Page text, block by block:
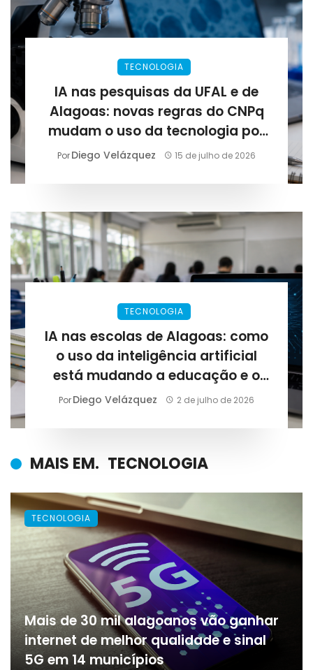
TECNOLOGIA
IA nas pesquisas da UFAL e de
Alagoas: novas regras do CNPq
mudam o uso da tecnologia por
cientistas
PorDiego Velázquez 15 de julho de 2026
TECNOLOGIA
IA nas escolas de Alagoas: como
o uso da inteligência artificial
está mudando a educação e o
que estudantes precisam saber
PorDiego Velázquez 2 de julho de 2026
MAIS EM. TECNOLOGIA
Mais de 30 mil alagoanos vão ganhar
internet de melhor qualidade e sinal
5G em 14 municípios
TECNOLOGIA